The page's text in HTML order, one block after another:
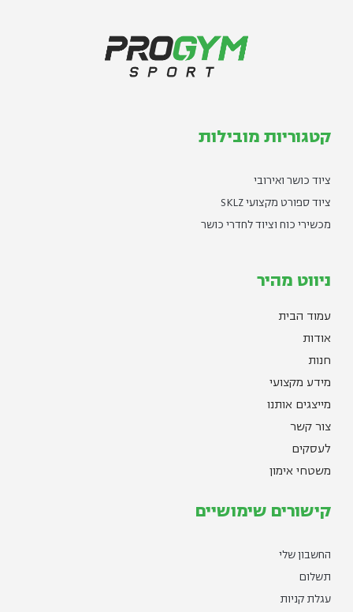
קטגוריות מובילות
ציוד כושר ואירובי
ציוד ספורט מקצועי SKLZ
מכשירי כוח וציוד לחדרי כושר
ניווט מהיר
עמוד הבית
אודות
חנות
מידע מקצועי
מייצגים אותנו
צור קשר
לעסקים
משטחי אימון
קישורים שימושיים
החשבון שלי
תשלום
עגלת קניות